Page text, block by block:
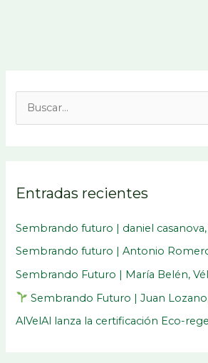
a
p
o
r
:
Entradas recientes
Sembrando futuro | daniel casanova,
Sembrando futuro | Antonio
Sembrando Futuro | María Belén,
Sembrando Futuro | Juan
AlVelAl lanza la certificación Eco-